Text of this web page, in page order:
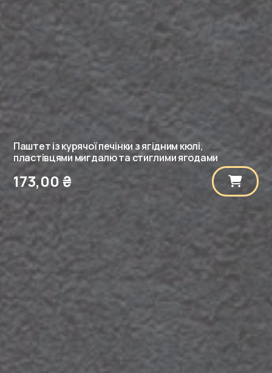
Паштет із курячої печінки з ягідним кюлі,
пластівцями мигдалю та стиглими ягодами
173,00 ₴